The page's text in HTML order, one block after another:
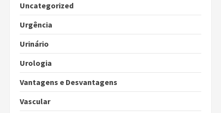
Uncategorized
Urgência
Urinário
Urologia
Vantagens e Desvantagens
Vascular